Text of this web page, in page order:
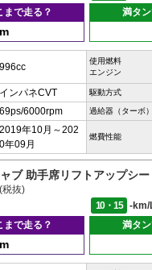
まで走る？
満タ
996cc
使用燃料
エンジン
インパネCVT 駆動方式
69ps/6000rpm 過給器（ターボ）
2019年10月～202
0年09月
燃費性能
ブ 助手席リフトアップシ
税抜)
10・15
-km/
まで走る？
満タ